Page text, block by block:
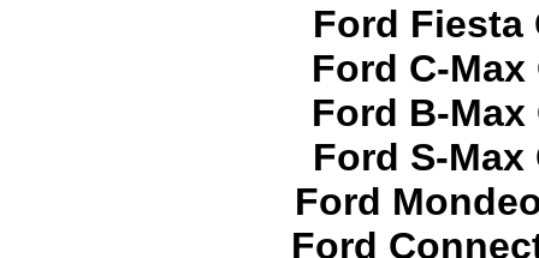
Ford Fiesta
Ford C-Max
Ford B-Max
Ford S-Max
Ford
Ford